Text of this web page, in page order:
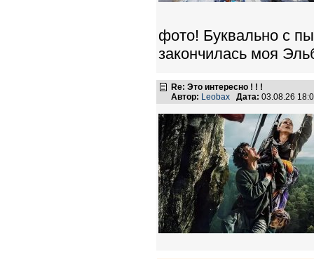
фото! Буквально с
закончилась моя
Re: Это интересно ! ! !
Автор: Leobax Дата: 03.08.26